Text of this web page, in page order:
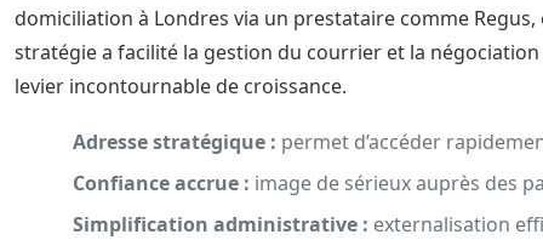
domiciliation à Londres via un prestataire comme
stratégie a facilité la gestion du courrier et la
levier incontournable de croissance.
Adresse stratégique : permet d’accéder
Confiance accrue : image de sérieux auprès des
Simplification administrative : externalisation